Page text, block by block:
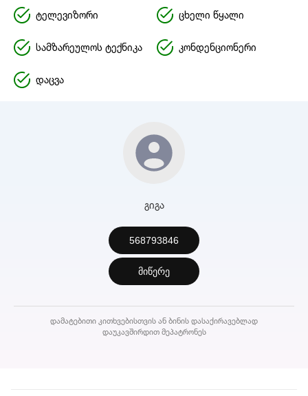
ტელევიზორი ცხელი წყალი
სამზარეულოს ტექნიკა კონდენციონერი
დაცვა
გიგა
568793846
მიწერე
დამატებითი კითხვებისთვის ან ბინის დასაქირავებლად
დაუკავშირდით მეპატრონეს